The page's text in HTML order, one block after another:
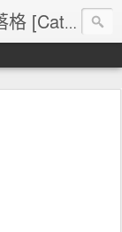
廢紙背面塗鴉：蕭大貓的廢畫部落格 [Cat's blog]